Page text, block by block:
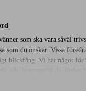
som ska vara såväl
som du önskar. Vissa
blickfång. Vi har något
och det material du
får plats i ditt kök eller i